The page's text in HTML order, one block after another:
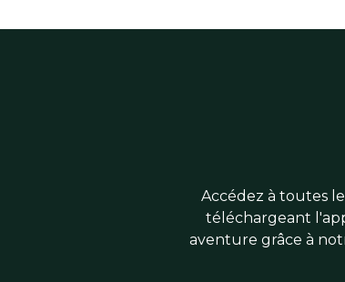
Accédez à toutes
téléchargeant
aventure grâce à